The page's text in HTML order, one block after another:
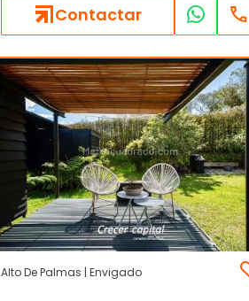
Contactar
Alto De Palmas | Envigado